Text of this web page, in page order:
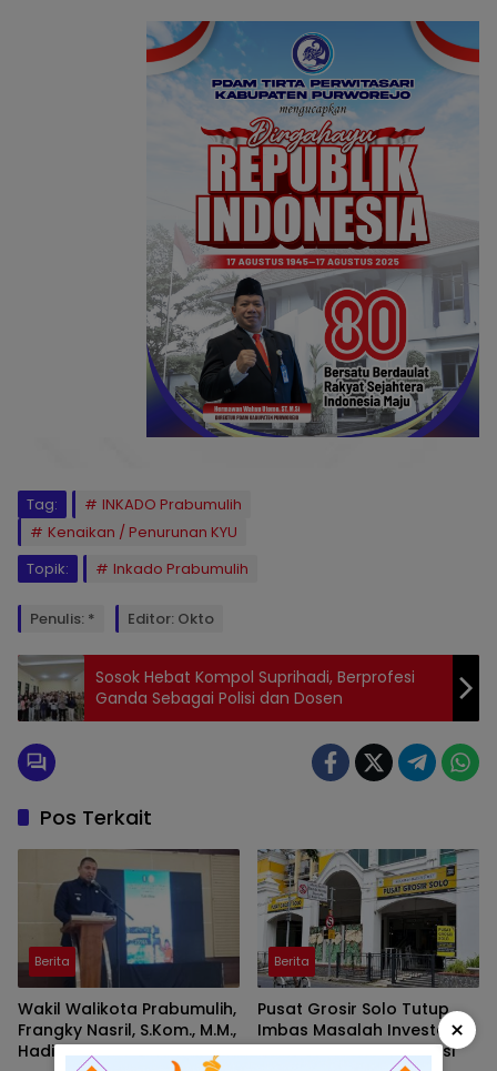
Tag:
INKADO Prabumulih
Kenaikan / Penurunan KYU
Topik:
Inkado Prabumulih
Penulis: * Editor: Okto
Sosok Hebat Kompol Suprihadi, Berprofesi
Ganda Sebagai Polisi dan Dosen
Pos Terkait
Berita
Wakil Walikota Prabumulih,
Frangky Nasril, S.Kom., M.M.,
Hadiri Talk Show, Bertanjuk
Berita
Pusat Grosir Solo Tutup
Imbas Masalah Investasi,
Walikota Solo Beri Solusi
×